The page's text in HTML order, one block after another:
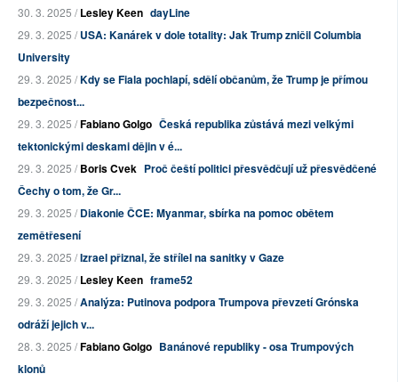
30. 3. 2025 /Lesley Keen dayLine
29. 3. 2025 /USA: Kanárek v dole totality: Jak Trump zničil Columbia
University
29. 3. 2025 /Kdy se Fiala pochlapí, sdělí občanům, že Trump je přímou
bezpečnost...
29. 3. 2025 /Fabiano Golgo Česká republika zůstává mezi velkými
tektonickými deskami dějin v é...
29. 3. 2025 /Boris Cvek Proč čeští politici přesvědčují už přesvědčené
Čechy o tom, že Gr...
29. 3. 2025 /Diakonie ČCE: Myanmar, sbírka na pomoc obětem
zemětřesení
29. 3. 2025 /Izrael přiznal, že střílel na sanitky v Gaze
29. 3. 2025 /Lesley Keen frame52
29. 3. 2025 /Analýza: Putinova podpora Trumpova převzetí Grónska
odráží jejich v...
28. 3. 2025 /Fabiano Golgo Banánové republiky - osa Trumpových
klonů